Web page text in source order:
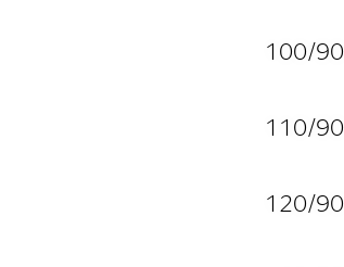
100/90
110/90
120/90